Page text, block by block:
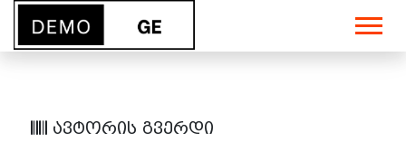
ავტორის გვერდი